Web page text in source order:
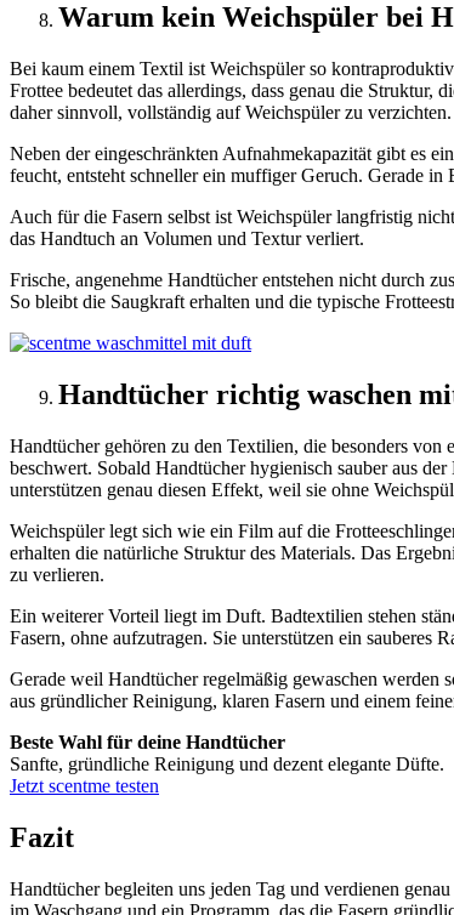
Warum kein Weichspüler bei
Bei kaum einem Textil ist Weichspüler so
Frottee bedeutet das allerdings, dass genau die
daher sinnvoll, vollständig auf Weichspüler zu verzichten.
Neben der eingeschränkten Aufnahmekapazität gibt es
feucht, entsteht schneller ein muffiger Geruch. Gerade
Auch für die Fasern selbst ist Weichspüler langfristig
das Handtuch an Volumen und Textur verliert.
Frische, angenehme Handtücher entstehen nicht durch
So bleibt die Saugkraft erhalten und die typische
Handtücher richtig waschen
Handtücher gehören zu den Textilien, die besonders
beschwert. Sobald Handtücher hygienisch sauber aus
unterstützen genau diesen Effekt, weil sie ohne
Weichspüler legt sich wie ein Film auf die
erhalten die natürliche Struktur des Materials. Das
zu verlieren.
Ein weiterer Vorteil liegt im Duft. Badtextilien stehen
Fasern, ohne aufzutragen. Sie unterstützen ein
Gerade weil Handtücher regelmäßig gewaschen
aus gründlicher Reinigung, klaren Fasern und einem
Beste Wahl für deine Handtücher
Sanfte, gründliche Reinigung und dezent elegante Düfte.
Jetzt scentme testen
Fazit
Handtücher begleiten uns jeden Tag und verdienen
im Waschgang und ein Programm, das die Fasern